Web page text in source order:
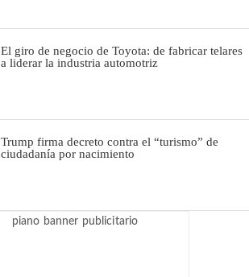
El giro de negocio de Toyota: de fabricar telares
a liderar la industria automotriz
Trump firma decreto contra el “turismo” de
ciudadanía por nacimiento